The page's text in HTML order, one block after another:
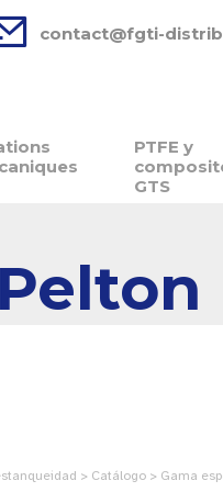
contact@fgti-
PTFE y
GTS
> Catálogo > Gama